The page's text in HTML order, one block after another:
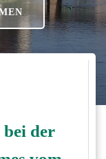
der